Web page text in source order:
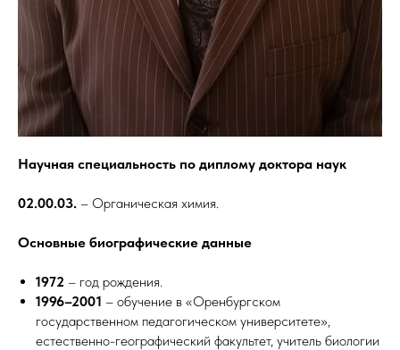
Научная специальность по диплому доктора наук
02.00.03. – Органическая химия.
Основные биографические данные
1972 – год рождения.
1996–2001 – обучение в «Оренбургском
государственном педагогическом университете»,
естественно-географический факультет, учитель биологии